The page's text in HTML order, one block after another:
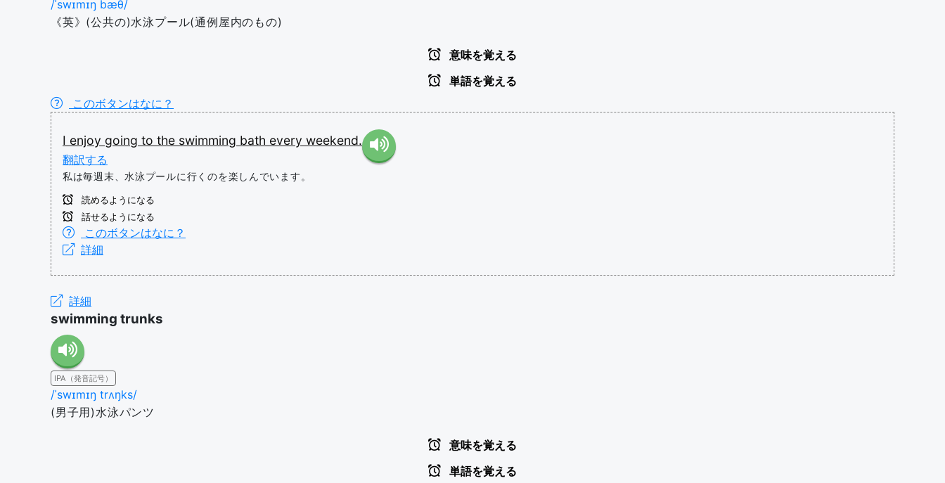
/ˈswɪmɪŋ bæθ/
《英》(公共の)水泳プール(通例屋内のもの)
意味を覚える
単語を覚える
このボタンはなに？
I enjoy going to the swimming bath every weekend.
翻訳する
私は毎週末、水泳プールに行くのを楽しんでいます。
読めるようになる
話せるようになる
このボタンはなに？
詳細
詳細
swimming trunks
IPA（発音記号）
/ˈswɪmɪŋ trʌŋks/
(男子用)水泳パンツ
意味を覚える
単語を覚える